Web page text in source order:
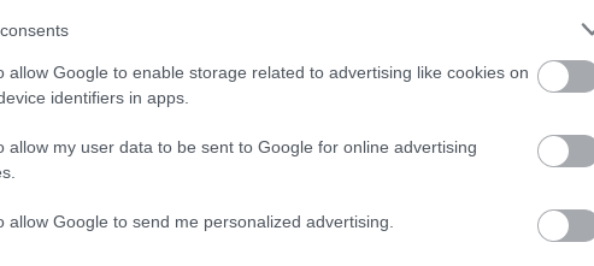
allow Google to enable storage related to advertising like cookies on
identifiers in apps.
allow my user data to be sent to Google for online advertising
allow Google to send me personalized advertising.
Ízvilág. Viszont nem lehetett nyugodtan vacsorázni annyi
a tornácokra.A birka pörkölt kicsit csalódás volt,tele volt csonttal
azonban nagyon finom,azt ajánlanám.A házi limonádé meleg,a
ne beszéljünk.Árérték arány nem igazán passzol.Vegyes